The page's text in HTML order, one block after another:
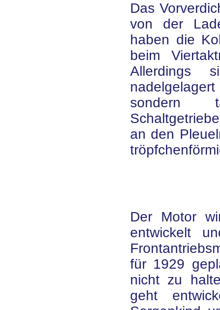
Das
von der
haben die
beim
Allerdings
sondern
an den
Der Motor
entwickelt
für 1929
nicht zu
geht